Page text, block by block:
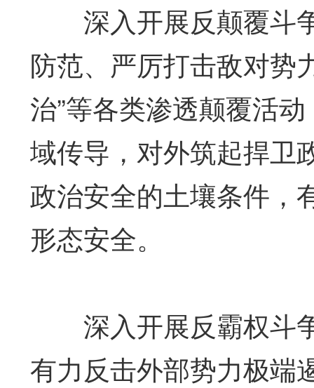
深入开展反颠覆斗
防范、严厉打击敌对势
治”等各类渗透颠覆活
域传导，对外筑起捍卫
政治安全的土壤条件，
形态安全。
深入开展反霸权斗
有力反击外部势力极端